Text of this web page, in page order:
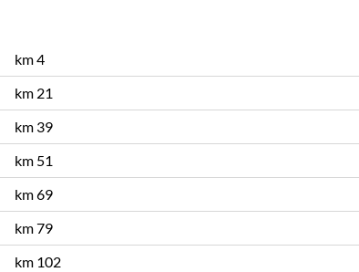
km 4
km 21
km 39
km 51
km 69
km 79
km 102